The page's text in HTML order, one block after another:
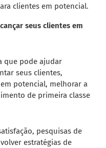
clientes em potencial.
seus clientes em
que pode ajudar
seus clientes,
potencial, melhorar a
de primeira classe
pesquisas de
estratégias de